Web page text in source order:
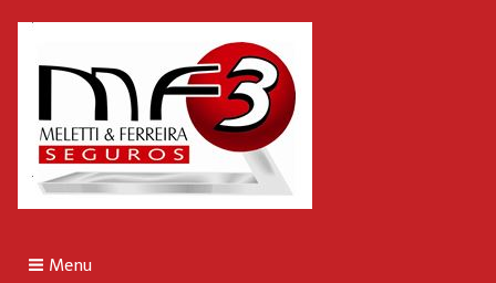
Menu